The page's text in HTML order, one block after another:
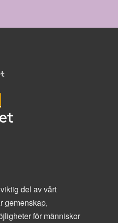
del av vårt
gemenskap,
för människor